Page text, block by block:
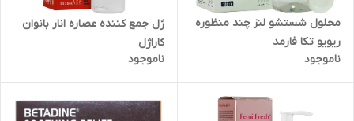
محلول شستشو لنز چند منظوره
ریویو تکا فارمد
ناموجود
ژل جمع کننده عصاره انار بانوان
کاراژل
ناموجود